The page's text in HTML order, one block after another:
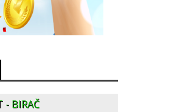
- BIRAČ